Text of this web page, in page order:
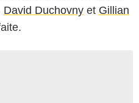
David Duchovny et Gillian